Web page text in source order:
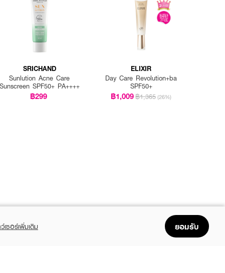
SRICHAND
Sunlution Acne Care
Sunscreen SPF50+ PA++++
฿299
ELIXIR
Day Care Revolution+ba
SPF50+
฿1,009฿1,365 (26%)
เซอร์เพิ่มเติม ยอมรับ